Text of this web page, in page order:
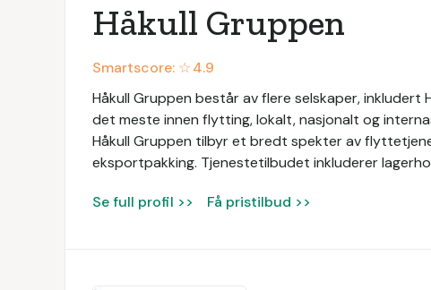
Håkull Gruppen
Smartscore: ☆4.9
Håkull Gruppen består av flere selskaper,
det meste innen flytting, lokalt, nasjonalt og
Håkull Gruppen tilbyr et bredt spekter av
eksportpakking. Tjenestetilbudet inkluderer
Se full profil >> Få pristilbud >>